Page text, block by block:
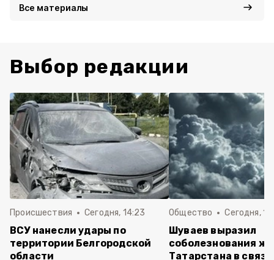
Все материалы
Выбор редакции
Происшествия Сегодня, 14:23
ВСУ нанесли удары по
территории Белгородской
области
Общество Сегодня,
Шуваев выразил
соболезнования
Татарстана в